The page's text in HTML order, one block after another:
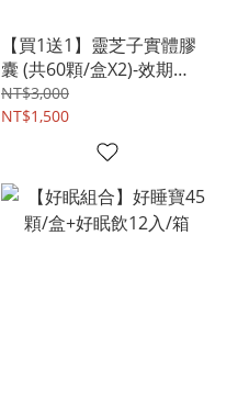
【買1送1】靈芝子實體膠
囊 (共60顆/盒X2)-效期
20261119
NT$3,000
NT$1,500